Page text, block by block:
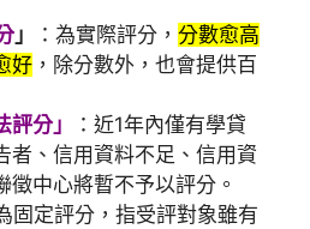
」 ：為實際評分， 分數愈高
好 ，除分數外，也會提供百
評分」
：近1年內僅有學貸
者、信用資料不足、信用資
徵中心將暫不予以評分。
固定評分，指受評對象雖有